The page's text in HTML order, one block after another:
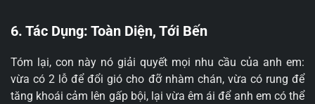
6. Tác Dụng: Toàn Diện, Tới Bến
Tóm lại, con này nó giải quyết mọi nhu cầu của anh em:
vừa có 2 lỗ để đổi gió cho đỡ nhàm chán, vừa có rung để
tăng khoái cảm lên gấp bội, lại vừa êm ái để anh em có thể